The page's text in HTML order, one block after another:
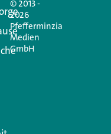
© 2013 -
2026
Pfefferminzia
Medien
GmbH